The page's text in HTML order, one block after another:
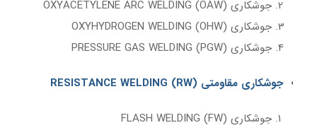
جوشکاری (OAW) OXYACETYLENE ARC WELDING
جوشکاری (OHW) OXYHYDROGEN WELDING
جوشکاری (PGW) PRESSURE GAS WELDING
جوشکاری مقاومتی (RW) RESISTANCE WELDING
جوشکاری (FW) FLASH WELDING